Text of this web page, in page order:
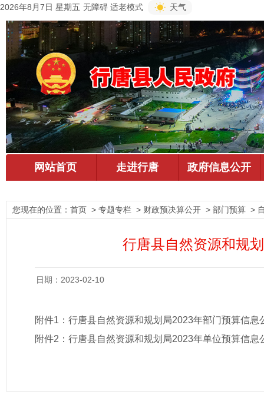
2026年8月7日 星期五 无障碍 适老模式 天气
您现在的位置： 首页 > 专题专栏 > 财政预决算公开 > 部门预算 >
行唐县自然资源和规
日期：2023-02-10
附件1： 行唐县自然资源和规划局2023年部门预算信息
附件2： 行唐县自然资源和规划局2023年单位预算信息